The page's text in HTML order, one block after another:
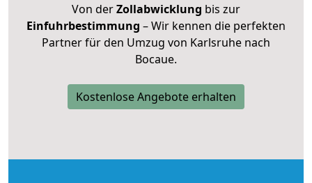
Von derZollabwicklung bis zur
Einfuhrbestimmung – Wir kennen die perfekten
Partner für den Umzug von Karlsruhe nach
Bocaue.
Kostenlose Angebote erhalten